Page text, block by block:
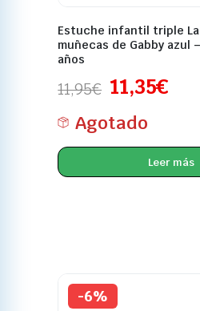
Estuche infantil triple La
muñecas de Gabby azul
años
11,95€ 11,35€
Agotado
Leer más
-6%